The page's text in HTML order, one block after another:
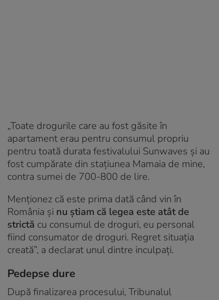
„Toate drogurile care au fost găsite în
apartament erau pentru consumul propriu
pentru toată durata festivalului Sunwaves și au
fost cumpărate din stațiunea Mamaia de mine,
contra sumei de 700-800 de lire.
Menționez că este prima dată când vin în
România și nu știam că legea este atât de
strictă cu consumul de droguri, eu personal
fiind consumator de droguri. Regret situația
creată”, a declarat unul dintre inculpați.
Pedepse dure
După finalizarea procesului, Tribunalul